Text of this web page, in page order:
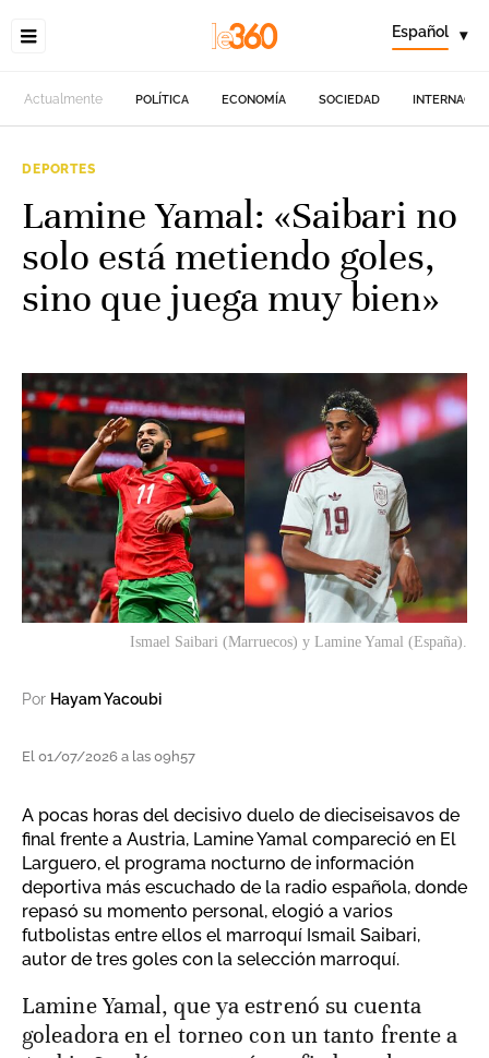
Español ▾
Actualmente POLÍTICA ECONOMÍA SOCIEDAD
DEPORTES
Lamine Yamal: «Saibari no
solo está metiendo goles,
sino que juega muy bien»
Ismael Saibari (Marruecos) y Lamine Yamal (España).
Por Hayam Yacoubi
El 01/07/2026 a las 09h57
A pocas horas del decisivo duelo de dieciseisavos de
final frente a Austria, Lamine Yamal compareció en El
Larguero, el programa nocturno de información
deportiva más escuchado de la radio española, donde
repasó su momento personal, elogió a varios
futbolistas entre ellos el marroquí Ismail Saibari,
autor de tres goles con la selección marroquí.
Lamine Yamal, que ya estrenó su cuenta
goleadora en el torneo con un tanto frente a